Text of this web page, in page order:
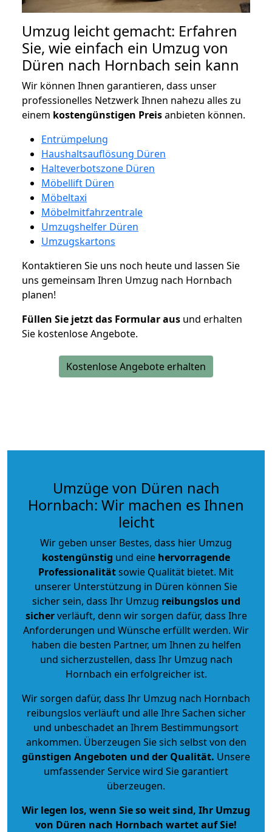
Umzug leicht gemacht: Erfahren
Sie, wie einfach ein Umzug von
Düren nach Hornbach sein kann
Wir können Ihnen garantieren, dass unser
professionelles Netzwerk Ihnen nahezu alles zu
einem kostengünstigen Preisanbieten können.
Entrümpelung
Haushaltsauflösung Düren
Halteverbotszone Düren
Möbellift Düren
Möbeltaxi
Möbelmitfahrzentrale
Umzugshelfer Düren
Umzugskartons
Kontaktieren Sie uns noch heute und lassen Sie
uns gemeinsam Ihren Umzug nach Hornbach
planen!
Füllen Sie jetzt das Formular aus und erhalten
Sie kostenlose Angebote.
Kostenlose Angebote erhalten
Umzüge von Düren nach
Hornbach: Wir machen es Ihnen
leicht
Wir geben unser Bestes, dass hier Umzug
kostengünstig und eine hervorragende
Professionalitätsowie Qualität bietet. Mit
unserer Unterstützung in Düren können Sie
sicher sein, dass Ihr Umzug reibungslos und
sicherverläuft, denn wir sorgen dafür, dass Ihre
Anforderungen und Wünsche erfüllt werden. Wir
haben die besten Partner, um Ihnen zu helfen
und sicherzustellen, dass Ihr Umzug nach
Hornbach ein erfolgreicher ist.
Wir sorgen dafür, dass Ihr Umzug nach Hornbach
reibungslos verläuft und alle Ihre Sachen sicher
und unbeschadet an Ihrem Bestimmungsort
ankommen. Überzeugen Sie sich selbst von den
günstigen Angeboten und der Qualität. Unsere
umfassender Service wird Sie garantiert
überzeugen.
Wir legen los, wenn Sie so weit sind, Ihr Umzug
von Düren nach Hornbach wartet auf Sie!